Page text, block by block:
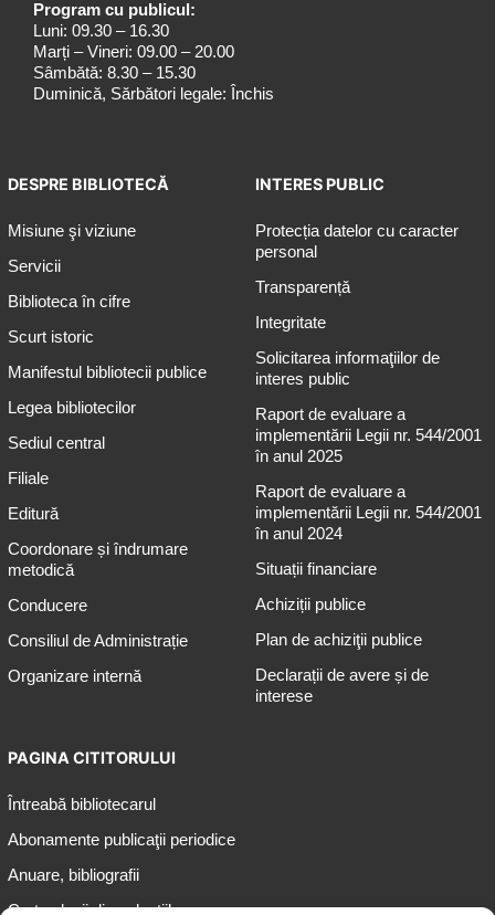
Program cu publicul:
Luni: 09.30 – 16.30
Marți – Vineri: 09.00 – 20.00
Sâmbătă: 8.30 – 15.30
Duminică, Sărbători legale: Închis
DESPRE BIBLIOTECĂ
Misiune şi viziune
Servicii
Biblioteca în cifre
Scurt istoric
Manifestul bibliotecii publice
Legea bibliotecilor
Sediul central
Filiale
Editură
Coordonare și îndrumare
metodică
Conducere
Consiliul de Administrație
Organizare internă
INTERES PUBLIC
Protecția datelor cu caracter
personal
Transparență
Integritate
Solicitarea informaţiilor de
interes public
Raport de evaluare a
implementării Legii nr. 544/2001
în anul 2025
Raport de evaluare a
implementării Legii nr. 544/2001
în anul 2024
Situații financiare
Achiziții publice
Plan de achiziţii publice
Declarații de avere și de
interese
PAGINA CITITORULUI
Întreabă bibliotecarul
Abonamente publicaţii periodice
Anuare, bibliografii
Cartea lunii din colecțiile